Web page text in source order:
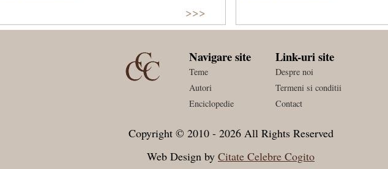
>>>
Navigare site
Teme
Autori
Enciclopedie
Link-uri site
Despre noi
Termeni si conditii
Contact
Copyright © 2010 - 2026 All Rights Reserved
Web Design by Citate Celebre Cogito